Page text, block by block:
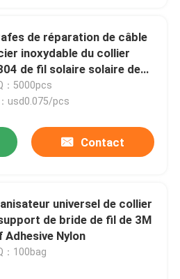
de réparation de câble
inoxydable du collier
de fil solaire solaire de
：5000pcs
usd0.075/pcs
Contact
universel de collier
de bride de fil de 3M
Adhesive Nylon
：100bag